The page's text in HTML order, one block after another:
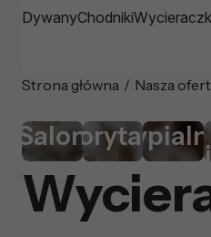
DywanyChodniki
Strona główna / Nasza
SalonKorytarz